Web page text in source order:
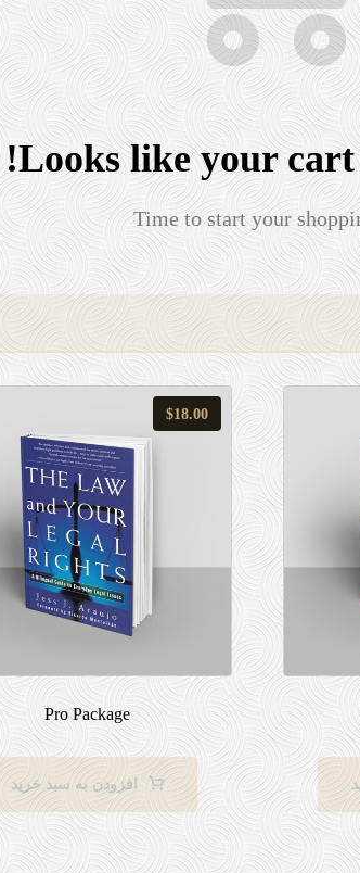
Looks like your cart
Time to start your
Pro Package
$18.00
افزودن به سبد خرید